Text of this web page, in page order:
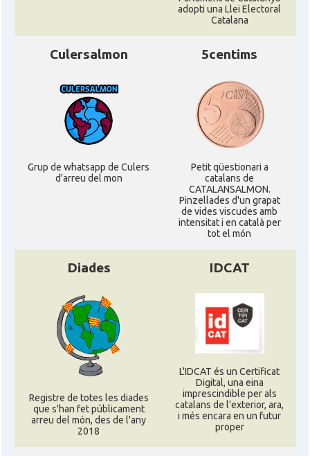
adopti una Llei Electoral
Catalana
Culersalmon
Grup de whatsapp de Culers
d'arreu del mon
5centims
Petit qüestionari a
catalans de
CATALANSALMON.
Pinzellades d'un grapat
de vides viscudes amb
intensitat i en català per
tot el món
Diades
Registre de totes les diades
que s'han fet públicament
arreu del món, des de l'any
2018
IDCAT
L'IDCAT és un Certificat
Digital, una eina
imprescindible per als
catalans de l'exterior, ara,
i més encara en un futur
proper